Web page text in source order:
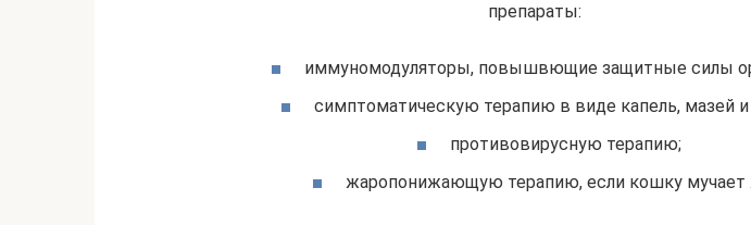
препараты:
иммуномодуляторы, повышвющие защитные силы
симптоматическую терапию в виде капель, мазей
противовирусную терапию;
жаропонижающую терапию, если кошку мучает